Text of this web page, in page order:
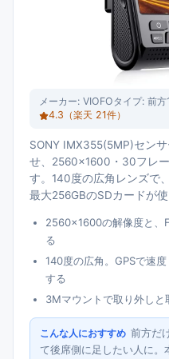
メーカー: VIOFOタイプ: 前方
4.3 （楽天 21件）
SONY IMX355(5MP)セン
せ、2560×1600・30フレ
す。140度の広角レンズで
最大256GBのSDカードが使
2560×1600の解像度と、
る
140度の広角。GPSで速
する
3Mマウントで取り外しと
こんな人におすすめ 前方だ
て後席側に足したい人に